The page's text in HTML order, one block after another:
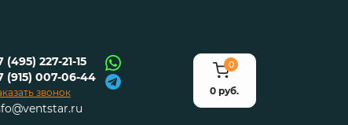
(495) 227-21-15
(915) 007-06-44
звонок
0
0 руб.